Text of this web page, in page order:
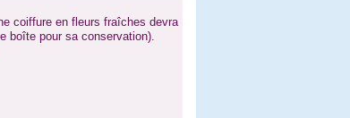
coiffure en fleurs fraîches devra
boîte pour sa conservation).